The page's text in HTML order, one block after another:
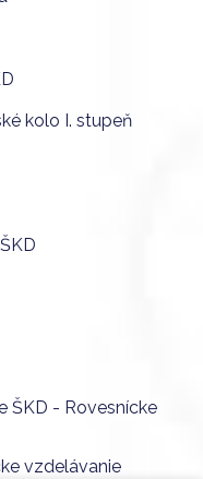
kolo I. stupeň
ŠKD - Rovesnícke
vzdelávanie